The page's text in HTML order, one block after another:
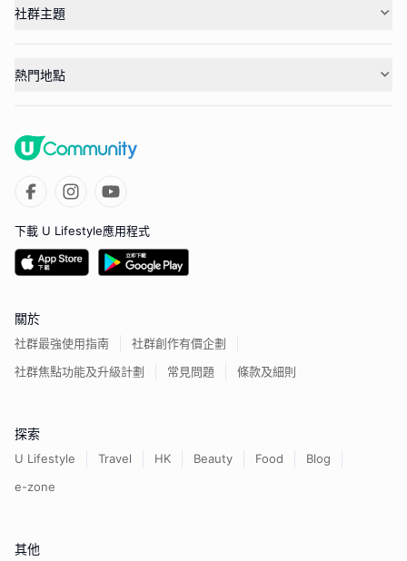
社群主題
熱門地點
下載 U Lifestyle應用程式
關於
社群最強使用指南
社群創作有價企劃
社群焦點功能及升級計劃
常見問題 條款及細則
探索
U Lifestyle Travel HK Beauty Food
Blog
e-zone
其他